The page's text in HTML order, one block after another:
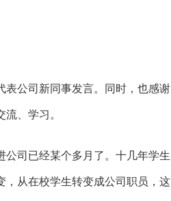
表公司新同事发言。同时，也感谢
、学习。
公司已经某个多月了。十几年学生
，从在校学生转变成公司职员，这